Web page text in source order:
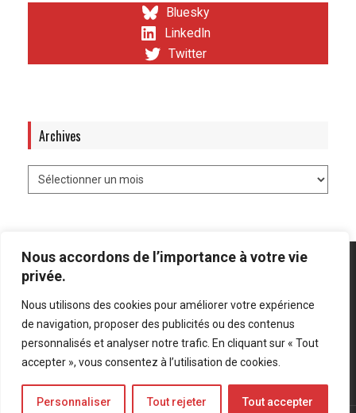
Nous accordons de l’importance à votre vie
privée.
Nous utilisons des cookies pour améliorer votre expérience
de navigation, proposer des publicités ou des contenus
personnalisés et analyser notre trafic. En cliquant sur « Tout
accepter », vous consentez à l’utilisation de cookies.
Personnaliser Tout rejeter Tout accepter
Bluesky
LinkedIn
Twitter
Archives
Mentions légales Politique de confidentialité
Bluesky
LinkedIn
Twitter